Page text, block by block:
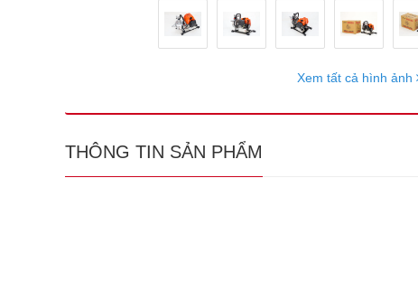
Xem tất cả hình ảnh
THÔNG TIN SẢN PHẨM